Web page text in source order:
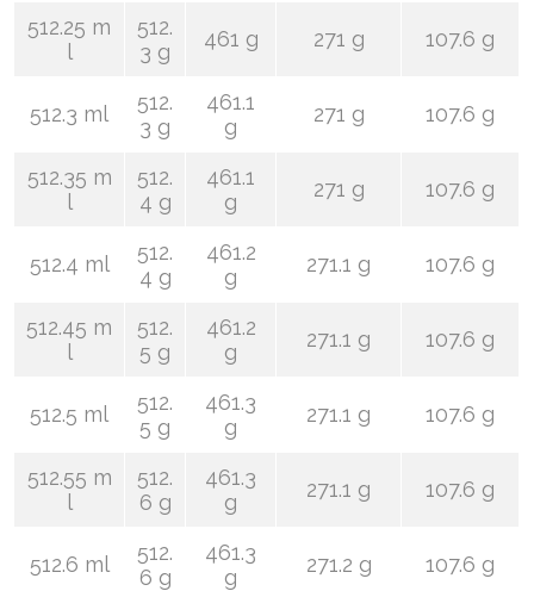
512.25 m
l
512.
3 g
461 g 271 g 107.6 g
512.3 ml
512.
3 g
461.1
g
271 g 107.6 g
512.35 m
l
512.
4 g
461.1
g
271 g 107.6 g
512.4 ml
512.
4 g
461.2
g
271.1 g 107.6 g
512.45 m
l
512.
5 g
461.2
g
271.1 g 107.6 g
512.5 ml
512.
5 g
461.3
g
271.1 g 107.6 g
512.55 m
l
512.
6 g
461.3
g
271.1 g 107.6 g
512.6 ml
512.
6 g
461.3
g
271.2 g 107.6 g